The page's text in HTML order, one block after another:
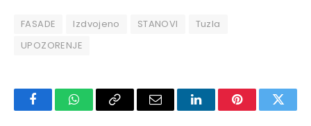
FASADE Izdvojeno STANOVI
Tuzla
UPOZORENJE
FacebookWhatsAppCopy
Email LinkedInPinterest